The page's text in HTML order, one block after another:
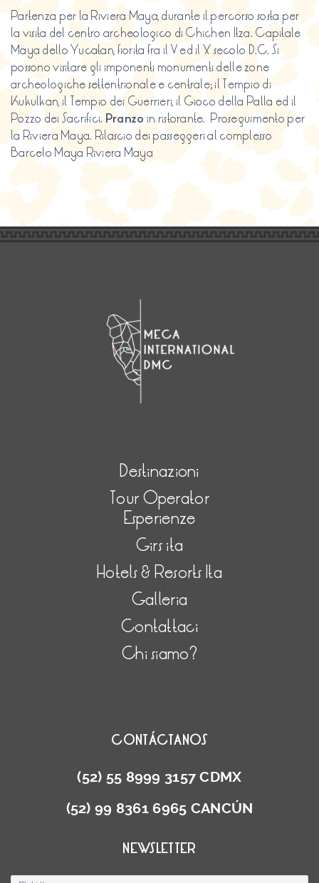
Partenza per la Riviera Maya, durante il percorso sosta per
la visita del centro archeologico di Chichen Itza. Capitale
Maya dello Yucatan, fiorita fra il V ed il X secolo D.C. Si
possono visitare gli imponenti monumenti delle zone
archeologiche settentrionale e centrale; il Tempio di
Kukulkan, il Tempio dei Guerrieri, il Gioco della Palla ed il
Pozzo dei Sacrifici. Pranzo in ristorante. Proseguimento per
la Riviera Maya. Rilascio dei passeggeri al complesso
Barcelo Maya Riviera Maya
Destinazioni
Tour Operator
Esperienze
Girs ita
Hotels & Resorts Ita
Galleria
Contattaci
Chi siamo?
CONTÁCTANOS
(52) 55 8999 3157 CDMX
(52) 99 8361 6965 CANCÚN
NEWSLETTER